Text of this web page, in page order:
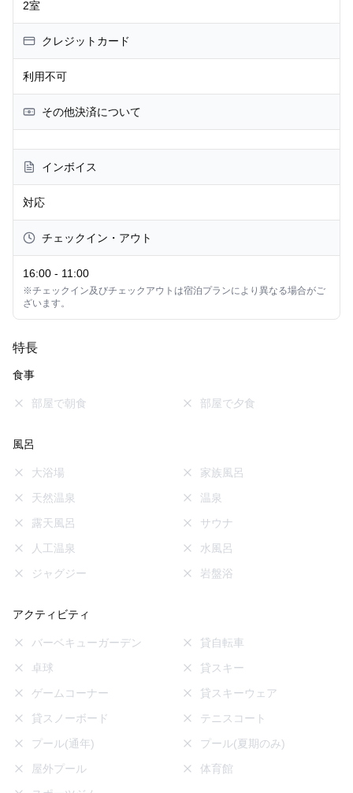
2室
クレジットカード
利用不可
その他決済について
インボイス
対応
チェックイン・アウト
16:00 - 11:00
※チェックイン及びチェックアウトは宿泊プランにより異なる場合がご
ざいます。
特長
食事
部屋で朝食 部屋で夕食
風呂
大浴場
家族風呂
天然温泉
温泉
露天風呂
サウナ
人工温泉
水風呂
ジャグジー
岩盤浴
アクティビティ
バーベキューガーデン
貸自転車
卓球
貸スキー
ゲームコーナー
貸スキーウェア
貸スノーボード
テニスコート
プール(通年)
プール(夏期のみ)
屋外プール
体育館